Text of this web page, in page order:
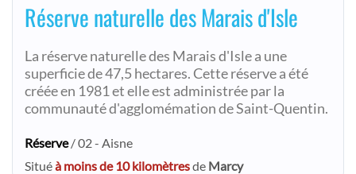
Réserve naturelle des Marais d'Isle
La réserve naturelle des Marais d'Isle a une
superficie de 47,5 hectares. Cette réserve a été
créée en 1981 et elle est administrée par la
communauté d'agglomémation de Saint-Quentin.
Réserve/ 02 - Aisne
Situéà moins de 10 kilomètresde Marcy